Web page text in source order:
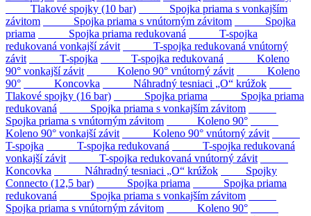
Tlakové spojky (10 bar)
Spojka priama s vonkajším
závitom
Spojka priama s vnútorným závitom
Spojka
priama
Spojka priama redukovaná
T-spojka
redukovaná vonkajší závit
T-spojka redukovaná vnútorný
závit
T-spojka T-spojka redukovaná
Koleno
90° vonkajší závit
Koleno 90° vnútorný závit
Koleno
90°
Koncovka
Náhradný tesniaci „O“ krúžok
Tlakové spojky (16 bar)
Spojka priama
Spojka priama
redukovaná
Spojka priama s vonkajším závitom
Spojka priama s vnútorným závitom
Koleno 90°
Koleno 90° vonkajší závit
Koleno 90° vnútorný závit
T-spojka
T-spojka redukovaná
T-spojka redukovaná
vonkajší závit
T-spojka redukovaná vnútorný závit
Koncovka
Náhradný tesniaci „O“ krúžok
Spojky
Connecto (12,5 bar)
Spojka priama
Spojka priama
redukovaná
Spojka priama s vonkajším závitom
Spojka priama s vnútorným závitom
Koleno 90°